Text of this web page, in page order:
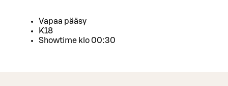
Vapaa pääsy
K18
Showtime klo 00:30